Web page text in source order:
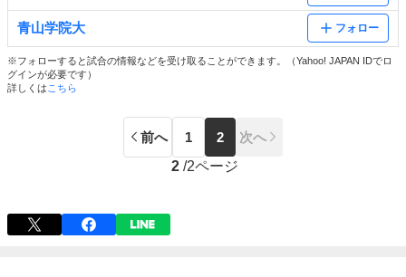
青山学院大 フォロー
※フォローすると試合の情報などを受け取ることができます。（Yahoo! JAPAN IDでロ
グインが必要です）
詳しくは こちら
前へ 1 2
次へ
2 /2ページ